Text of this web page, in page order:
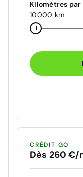
Kilomètres par
10000 km
CRÉDIT GO
Dès 260 €/